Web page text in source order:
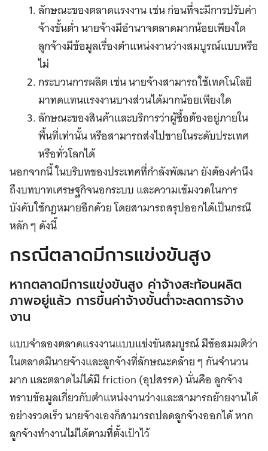
ลักษณะของตลาดแรงงาน เช่น ก่อนที่จะมีการปรับค่า
จ้างขั้นต่ำ นายจ้างมีอำนาจตลาดมากน้อยเพียงใด
ลูกจ้างมีข้อมูลเรื่องตำแหน่งงานว่างสมบูรณ์แบบหรือ
ไม่
กระบวนการผลิต เช่น นายจ้างสามารถใช้เทคโนโลยี
มาทดแทนแรงงานบางส่วนได้มากน้อยเพียงใด
ลักษณะของสินค้าและบริการว่าผู้ซื้อต้องอยู่ภายใน
พื้นที่เท่านั้น หรือสามารถส่งไปขายในระดับประเทศ
หรือทั่วโลกได้
นอกจากนี้ ในบริบทของประเทศที่กำลังพัฒนา ยังต้องคำนึง
ถึงบทบาทเศรษฐกิจนอกระบบ และความเข้มงวดในการ
บังคับใช้กฎหมายอีกด้วย โดยสามารถสรุปออกได้เป็นกรณี
หลัก ๆ ดังนี้
กรณีตลาดมีการแข่งขันสูง
หากตลาดมีการแข่งขันสูง ค่าจ้างสะท้อนผลิต
ภาพอยู่แล้ว การขึ้นค่าจ้างขั้นต่ำจะลดการจ้าง
งาน
แบบจำลองตลาดแรงงานแบบแข่งขันสมบูรณ์ มีข้อสมมติว่า
ในตลาดมีนายจ้างและลูกจ้างที่ลักษณะคล้าย ๆ กันจำนวน
มาก และตลาดไม่ได้มี friction (อุปสรรค) นั่นคือ ลูกจ้าง
ทราบข้อมูลเกี่ยวกับตำแหน่งงานว่างและสามารถย้ายงานได้
อย่างรวดเร็ว นายจ้างเองก็สามารถปลดลูกจ้างออกได้ หาก
ลูกจ้างทำงานไม่ได้ตามที่ตั้งเป้าไว้